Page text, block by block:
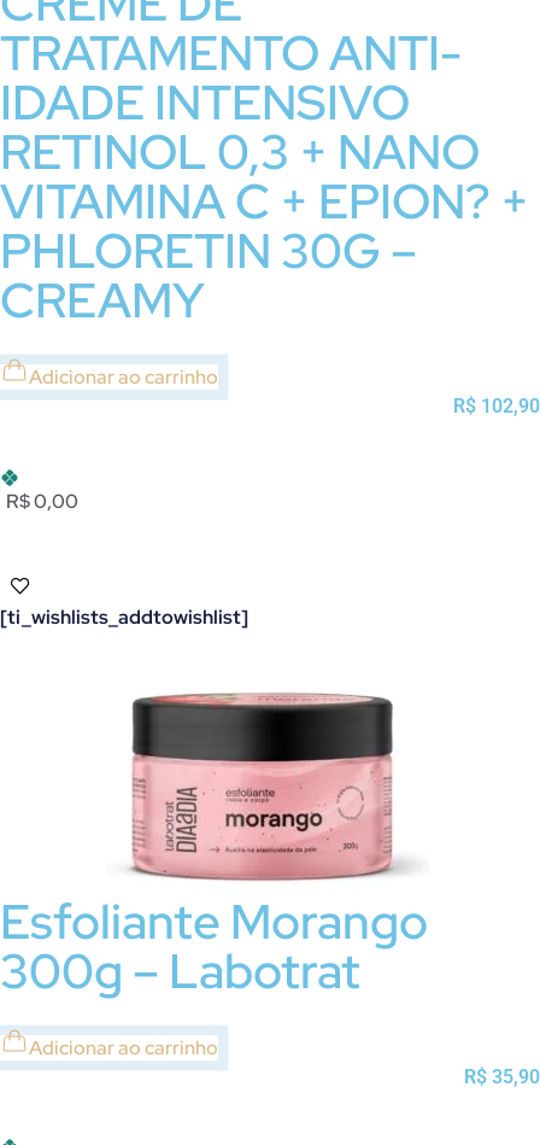
TRATAMENTO ANTI-
IDADE INTENSIVO
RETINOL 0,3 + NANO
VITAMINA C + EPION? +
PHLORETIN 30G –
CREAMY
Adicionar ao carrinho
R$ 102,90
R$ 0,00
[ti_wishlists_addtowishlist]
Esfoliante Morango
300g – Labotrat
Adicionar ao carrinho
R$ 35,90